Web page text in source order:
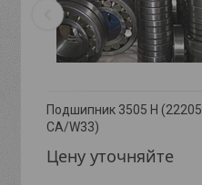
Подшипник 3505 Н (22205
CA/W33)
Цену уточняйте